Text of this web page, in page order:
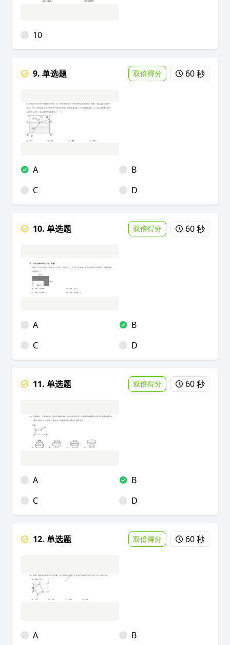
10
9. 单选题 双倍得分 60 秒
A
B
C
D
10. 单选题 双倍得分 60 秒
A
B
C
D
11. 单选题 双倍得分 60 秒
A
B
C
D
12. 单选题 双倍得分 60 秒
A
B